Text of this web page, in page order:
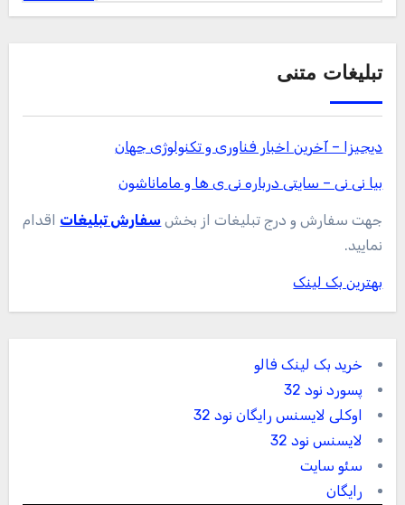
تبلیغات متنی
دیجیزا – آخرین اخبار فناوری و تکنولوژی جهان
بیا نی نی – سایتی درباره نی ی ها و ماماناشون
جهت سفارش و درج تبلیغات از بخش سفارش تبلیغات اقدام
نمایید.
بهترین بک لینک
خرید بک لینک فالو
پسورد نود 32
اوکلی لایسنس رایگان نود 32
لایسنس نود 32
سئو سایت
رایگان